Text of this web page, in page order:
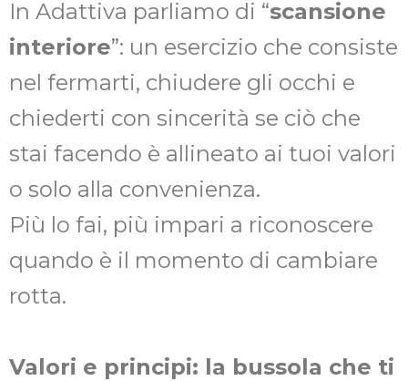
In Adattiva parliamo di “scansione
interiore”: un esercizio che consiste
nel fermarti, chiudere gli occhi e
chiederti con sincerità se ciò che
stai facendo è allineato ai tuoi valori
o solo alla convenienza.
Più lo fai, più impari a riconoscere
quando è il momento di cambiare
rotta.
Valori e principi: la bussola che ti